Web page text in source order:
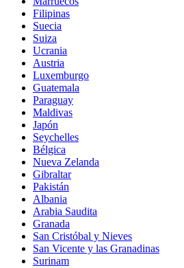
Filipinas
Suecia
Suiza
Ucrania
Austria
Luxemburgo
Guatemala
Paraguay
Maldivas
Japón
Seychelles
Bélgica
Nueva Zelanda
Gibraltar
Pakistán
Albania
Arabia Saudita
Granada
San Cristóbal y Nieves
San Vicente y las Granadinas
Surinam